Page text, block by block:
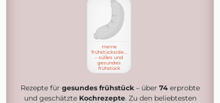
meine
frühstücksideen
– süßes und
gesundes
frühstück
Rezepte für gesundes frühstück– über 74erprobte
und geschätzte Kochrezepte. Zu den beliebtesten